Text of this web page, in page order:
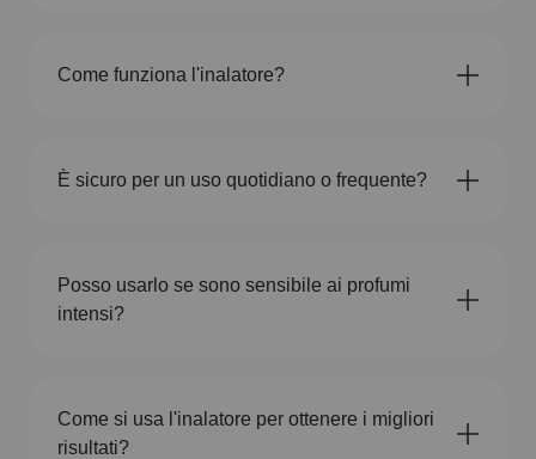
Come funziona l'inalatore?
È sicuro per un uso quotidiano o frequente?
Posso usarlo se sono sensibile ai profumi
intensi?
Come si usa l'inalatore per ottenere i migliori
risultati?